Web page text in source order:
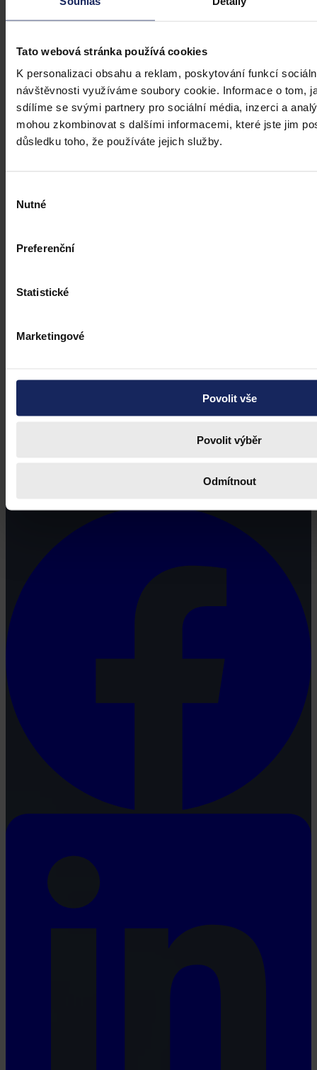
Tato webová stránka používá cookies
K personalizaci obsahu a reklam, poskytování funkcí
návštěvnosti využíváme soubory cookie. Informace o tom,
sdílíme se svými partnery pro sociální média, inzerci a
mohou zkombinovat s dalšími informacemi, které jste jim
důsledku toho, že používáte jejich služby.
souhlasu
Nutné
Preferenční
Statistické
Marketingové
Povolit vše
Povolit výběr
Odmítnout
Dne 1. 7. 2026 své účinnosti nabyla vyhláška, kterou se mění
zákona o veřejném zdravotním pojištění, ve znění pozdějších
předpisů. Ve Sbírce zákonů a mezinárodních smluv byla
publikována pod č. 119/2026 Sb.
Mgr. Martin Glogar
30. července 2026, 07:27
profesionálové a zástupci právnických profesí, ale všichni, kteří